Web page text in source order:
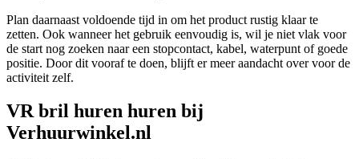
Plan daarnaast voldoende tijd in om het product rustig klaar te
zetten. Ook wanneer het gebruik eenvoudig is, wil je niet vlak voor
de start nog zoeken naar een stopcontact, kabel, waterpunt of goede
positie. Door dit vooraf te doen, blijft er meer aandacht over voor de
activiteit zelf.
VR bril huren huren bij
Verhuurwinkel.nl